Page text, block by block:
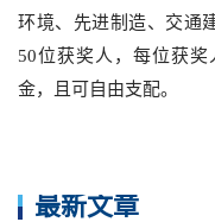
环境、先进制造、交通
50位获奖人，每位获
金，且可自由支配。
最新文章